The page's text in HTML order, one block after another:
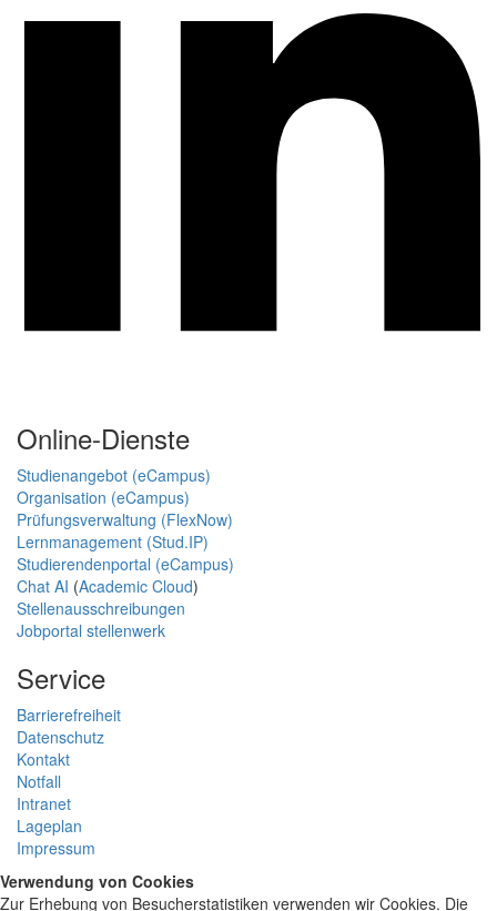
Online-Dienste
Studienangebot (eCampus)
Organisation (eCampus)
Prüfungsverwaltung (FlexNow)
Lernmanagement (Stud.IP)
Studierendenportal (eCampus)
Chat AI (Academic Cloud)
Stellenausschreibungen
Jobportal stellenwerk
Service
Barrierefreiheit
Datenschutz
Kontakt
Notfall
Intranet
Lageplan
Impressum
Verwendung von Cookies
Zur Erhebung von Besucherstatistiken verwenden wir Cookies. Die